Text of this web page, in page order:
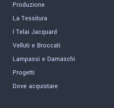
Produzione
La Tessitura
I Telai Jacquard
Velluti e Broccati
Lampassi e Damaschi
Progetti
Dove acquistare